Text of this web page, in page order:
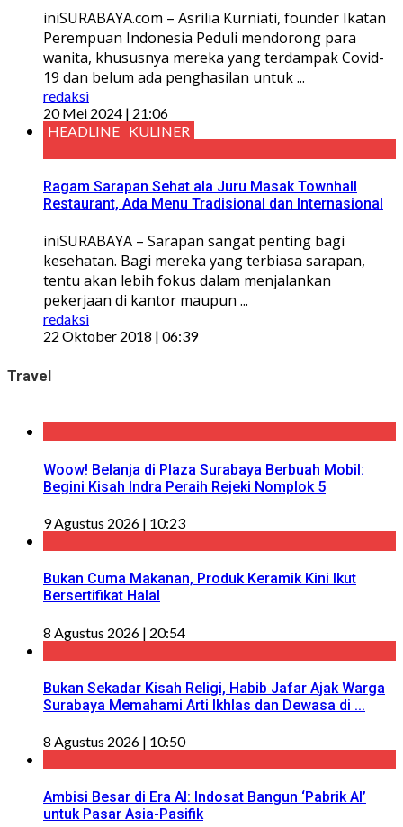
iniSURABAYA.com – Asrilia Kurniati, founder Ikatan
Perempuan Indonesia Peduli mendorong para
wanita, khususnya mereka yang terdampak Covid-
19 dan belum ada penghasilan untuk ...
redaksi
20 Mei 2024 | 21:06
HEADLINE KULINER
Ragam Sarapan Sehat ala Juru Masak Townhall
Restaurant, Ada Menu Tradisional dan Internasional
iniSURABAYA – Sarapan sangat penting bagi
kesehatan. Bagi mereka yang terbiasa sarapan,
tentu akan lebih fokus dalam menjalankan
pekerjaan di kantor maupun ...
redaksi
22 Oktober 2018 | 06:39
Travel
Woow! Belanja di Plaza Surabaya Berbuah Mobil:
Begini Kisah Indra Peraih Rejeki Nomplok 5
9 Agustus 2026 | 10:23
Bukan Cuma Makanan, Produk Keramik Kini Ikut
Bersertifikat Halal
8 Agustus 2026 | 20:54
Bukan Sekadar Kisah Religi, Habib Jafar Ajak Warga
Surabaya Memahami Arti Ikhlas dan Dewasa di ...
8 Agustus 2026 | 10:50
Ambisi Besar di Era AI: Indosat Bangun ‘Pabrik AI’
untuk Pasar Asia-Pasifik